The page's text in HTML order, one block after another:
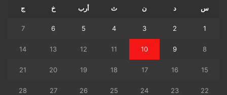
س د ن ث أرب خ ج
1
2
3
4
5
6
7
8
9
10
11
12
13
14
15
16
17
18
19
20
21
22
23
24
25
26
27
28